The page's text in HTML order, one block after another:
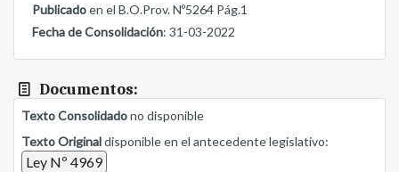
Publicadoen el B.O.Prov. Nº5264 Pág.1
Fecha de Consolidación: 31-03-2022
Documentos:
Texto Consolidadono disponible
Texto Originaldisponible en el antecedente legislativo:
Ley Nº 4969